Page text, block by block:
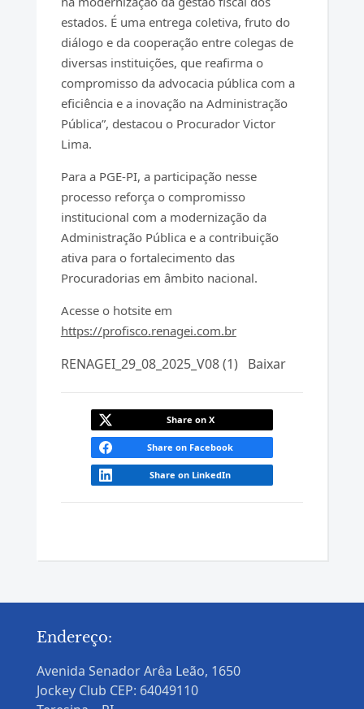
estados. É uma entrega coletiva, fruto do
diálogo e da cooperação entre colegas de
diversas instituições, que reafirma o
compromisso da advocacia pública com a
eficiência e a inovação na Administração
Pública”, destacou o Procurador Victor
Lima.
Para a PGE-PI, a participação nesse
processo reforça o compromisso
institucional com a modernização da
Administração Pública e a contribuição
ativa para o fortalecimento das
Procuradorias em âmbito nacional.
Acesse o hotsite em
https://profisco.renagei.com.br
RENAGEI_29_08_2025_V08 (1) Baixar
Share on X
Share on Facebook
Share on LinkedIn
Endereço:
Avenida Senador Arêa Leão, 1650
Jockey Club CEP: 64049110